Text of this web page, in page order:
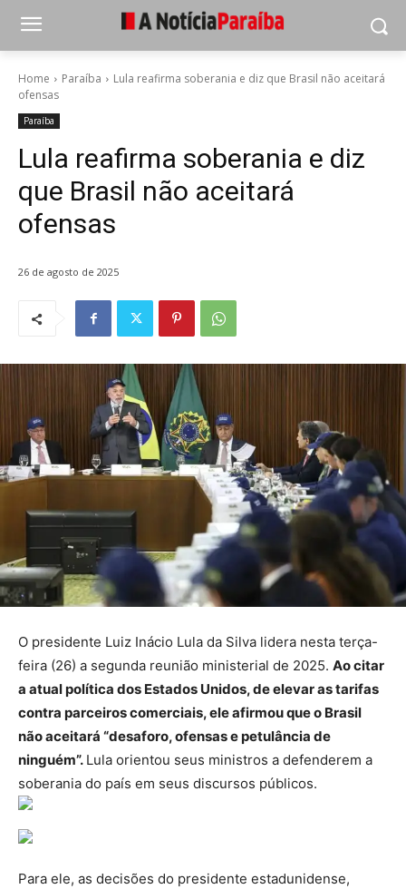
Home Paraíba
Lula reafirma soberania e diz que Brasil não aceitará
ofensas
Paraíba
Lula reafirma soberania e diz
que Brasil não aceitará
ofensas
26 de agosto de 2025
O presidente Luiz Inácio Lula da Silva lidera nesta terça-
feira (26) a segunda reunião ministerial de 2025. Ao citar
a atual política dos Estados Unidos, de elevar as tarifas
contra parceiros comerciais, ele afirmou que o Brasil
não aceitará “desaforo, ofensas e petulância de
ninguém”. Lula orientou seus ministros a defenderem a
soberania do país em seus discursos públicos.
Para ele, as decisões do presidente estadunidense,